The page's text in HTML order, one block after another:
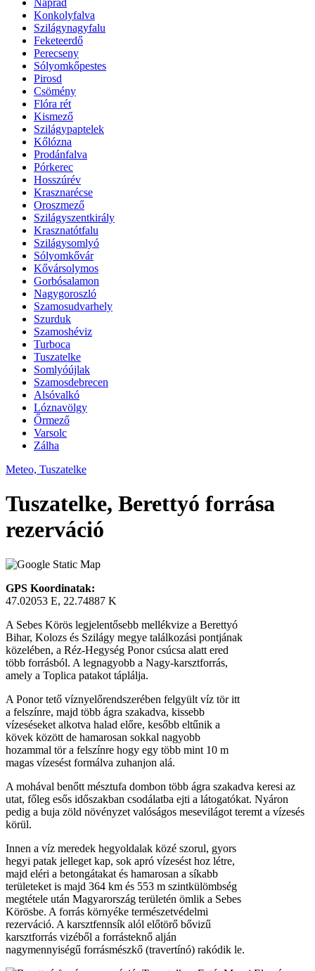
Náprád
Konkolyfalva
Szilágynagyfalu
Feketeerdő
Perecseny
Sólyomkőpestes
Pirosd
Csömény
Flóra rét
Kismező
Szilágypaptelek
Kőlózna
Prodánfalva
Pórkerec
Hosszúrév
Krasznarécse
Oroszmező
Szilágyszentkirály
Krasznatótfalu
Szilágysomlyó
Sólyomkővár
Kővársolymos
Gorbósalamon
Nagygoroszló
Szamosudvarhely
Szurduk
Szamoshéviz
Turboca
Tuszatelke
Somlyóújlak
Szamosdebrecen
Alsóvalkó
Lóznavölgy
Őrmező
Varsolc
Zálha
Meteo, Tuszatelke
Tuszatelke, Berettyó forrása
rezerváció
GPS Koordinatak:
47.02053 E, 22.74887 K
A Sebes Körös legjelentősebb mellékvize a Berettyó
Bihar, Kolozs és Szilágy megye találkozási pontjának
közelében, a Réz-Hegység Ponor csúcsa alatt ered
több forrásból. A legnagyobb a Nagy-karsztforrás,
amely a Toplica patakot táplálja.
A Ponor tető víznyelőrendszerében felgyült víz tör itt
a felszínre, majd több ágra szakadva, kissebb
vízeséseket alkotva halad előre, kesőbb eltűnik a
kövek között de hamarosan sokkal nagyobb
hozammal tör a felszínre hogy egy több mint 10 m
magas vízesést formálva zuhanjon alá.
A mohával benőtt mésztufa dombon több ágra szakadva keresi az
utat, főleg esős időszakban csodálatba ejti a látogatókat. Nyáron
pedig a buja zöld növényzet valóságos mesevilágot teremt a vízesés
körül.
Innen a víz meredek hegyoldalak közé szorul, gyors
hegyi patak jelleget kap, sok apró vízesést hoz létre,
majd eléri a betongátakat és hamarosan a síkabb
területeket is majd 364 km és 553 m szintkülömbség
megtétele után Magyarország területén ömlik a Sebes
Körösbe. A forrás környéke természetvédelmi
rezerváció. A karsztfennsík alól előtörő bővizű
karsztforrás vizéből a forrásteknő alján
nagymennyiségű forrásmészkő (travertínó) rakódik le.